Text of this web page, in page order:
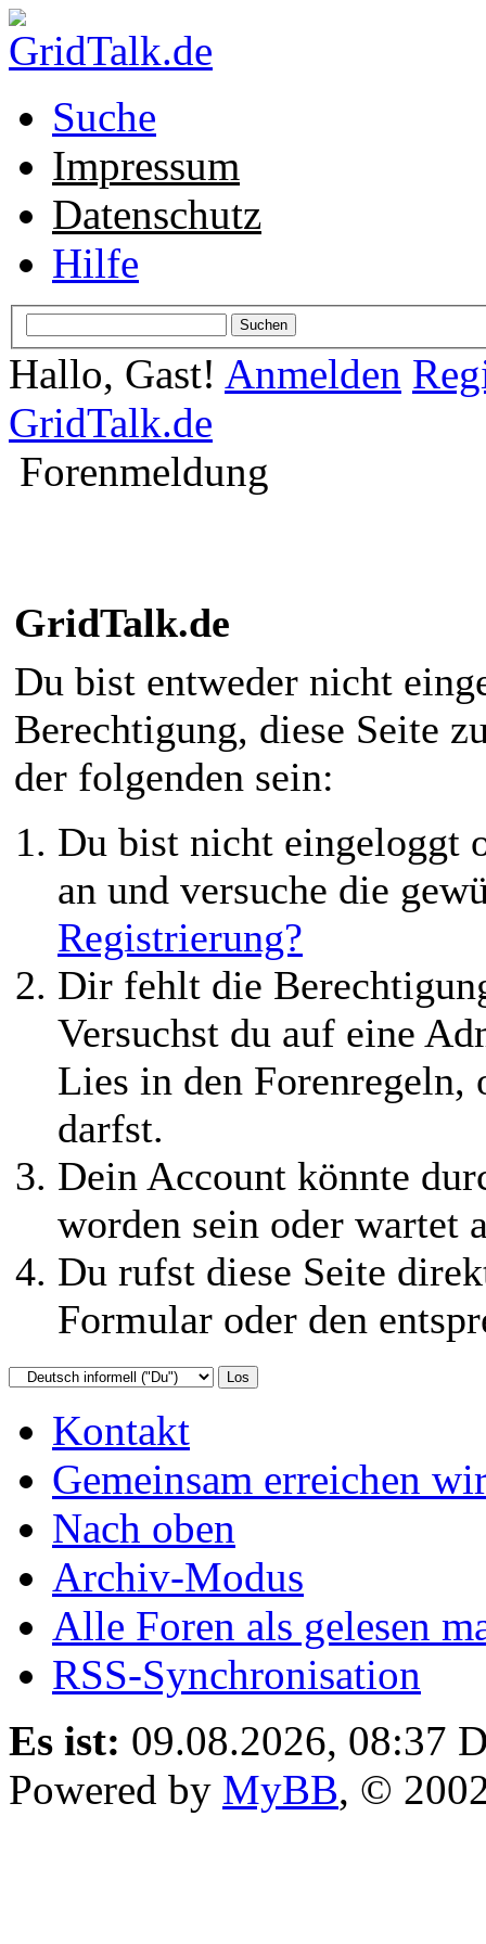
Suche
Impressum
Datenschutz
Hilfe
Hallo, Gast! Anmelden
GridTalk.de
Forenmeldung
GridTalk.de
Du bist entweder nicht
Berechtigung, diese Seite
der folgenden sein:
Du bist nicht eingeloggt
an und versuche die
Registrierung?
Dir fehlt die
Versuchst du auf eine
Lies in den Forenregeln,
darfst.
Dein Account könnte
worden sein oder wartet
Du rufst diese Seite
Formular oder den
Kontakt
Gemeinsam erreichen
Nach oben
Archiv-Modus
Alle Foren als gelesen
RSS-Synchronisation
Es ist: 09.08.2026, 08:37
Powered by MyBB, ©